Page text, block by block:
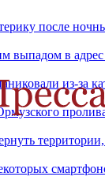
после
выпадом в
из-за